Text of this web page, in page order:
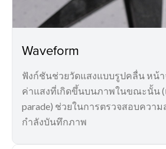
Waveform
ฟังก์ชันช่วยวัดแสงแบบรูปคลื่น หน้า
ค่าแสงที่เกิดขึ้นบนภาพในขณะนั้น (
parade) ช่วยในการตรวจสอบควา
กำลังบันทึกภาพ